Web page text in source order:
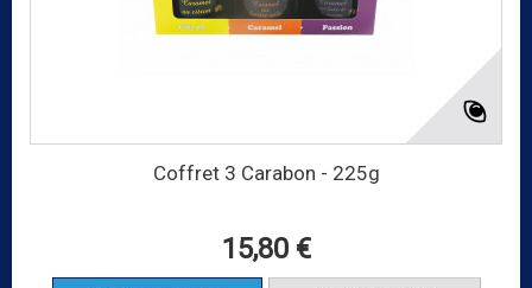
Coffret 3 Carabon - 225g
15,80 €